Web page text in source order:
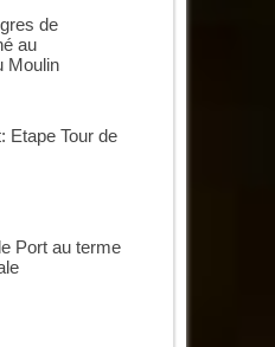
de
au
Moulin
Etape Tour de
Port au terme